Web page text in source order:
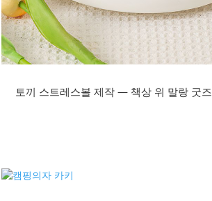
토끼 스트레스볼 제작 — 책상 위 말랑 굿즈